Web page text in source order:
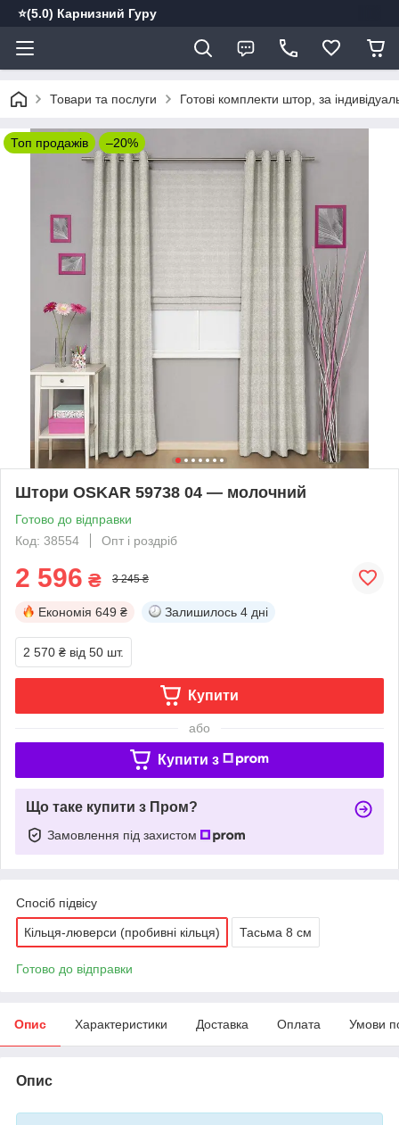
⭐️(5.0) Карнизний Гуру
Товари та послуги Готові комплекти штор, за
Топ продажів –20%
Штори OSKAR 59738 04 — молочний
Готово до відправки
Код: 38554
Опт і роздріб
2 596 ₴ 3 245 ₴
Економія 649 ₴ Залишилось 4 дні
2 570 ₴ від 50 шт.
Купити
або
Купити з
Що таке купити з Пром?
Замовлення під захистом
Спосіб підвісу
Кільця-люверси (пробивні кільця) Тасьма 8 см
Готово до відправки
Опис Характеристики Доставка Оплата Умови
Опис